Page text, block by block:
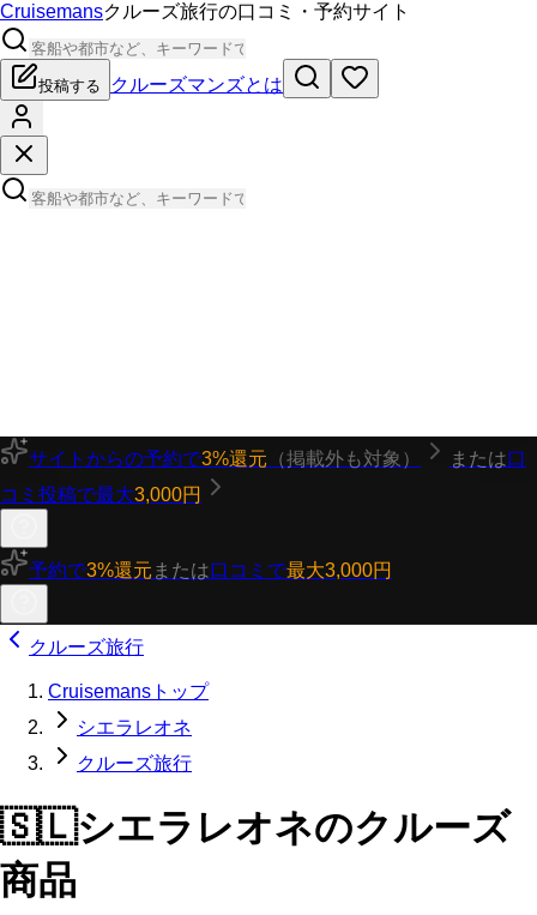
Cruisemansクルーズ旅行の口コミ・予約サイト
投稿する クルーズマンズとは
サイトからの予約で3%還元 （掲載外も対象） または口
コミ投稿で最大3,000円
予約で3%還元 または口コミで最大3,000円
クルーズ旅行
Cruisemansトップ
シエラレオネ
クルーズ旅行
🇸🇱シエラレオネのクルーズ
商品